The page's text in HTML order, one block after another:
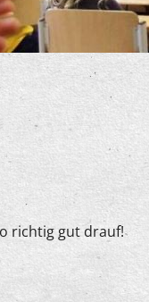
Mitglied der
richtig gut drauf!